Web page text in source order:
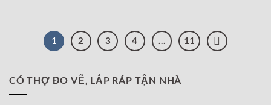
1 2 3 4 … 11
CÓ THỢ ĐO VẼ, LẮP RÁP TẬN NHÀ